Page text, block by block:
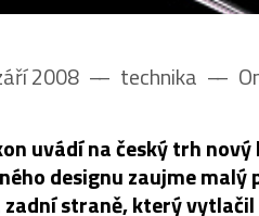
2008 –– technika ––
uvádí na český trh
designu zaujme
straně, který